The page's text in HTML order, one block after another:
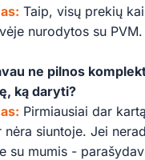
Taip, visų prekių
nurodytos su PVM.
ne pilnos
ką daryti?
Pirmiausiai dar
nėra siuntoje. Jei
su mumis -